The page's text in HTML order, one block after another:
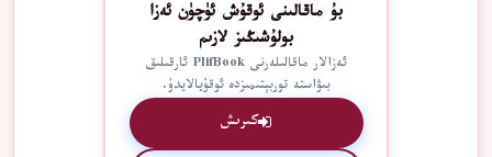
بۇ ماقالىنى ئوقۇش ئۈچۈن ئەزا
بولۇشىڭىز لازىم
ئەزالار ماقالىلەرنى PlifBook ئارقىلىق
بىۋاستە توربېتىمىزدە ئوقۇيالايدۇ.
كىرىش